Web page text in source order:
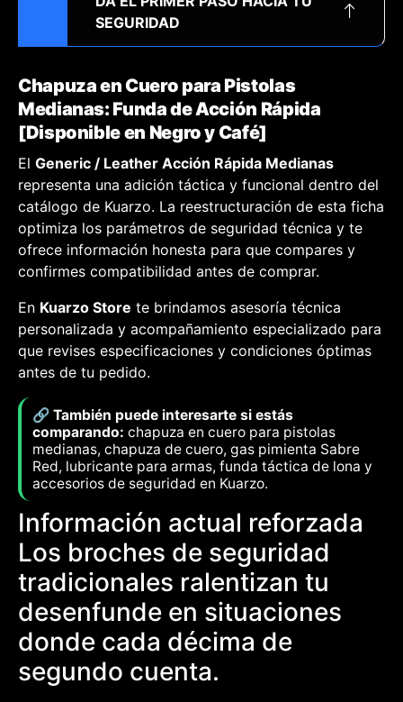
SEGURIDAD
Chapuza en Cuero para Pistolas
Medianas: Funda de Acción Rápida
[Disponible en Negro y Café]
El Generic / Leather Acción Rápida Medianas
representa una adición táctica y funcional dentro del
catálogo de Kuarzo. La reestructuración de esta ficha
optimiza los parámetros de seguridad técnica y te
ofrece información honesta para que compares y
confirmes compatibilidad antes de comprar.
En Kuarzo Store te brindamos asesoría técnica
personalizada y acompañamiento especializado para
que revises especificaciones y condiciones óptimas
antes de tu pedido.
🔗 También puede interesarte si estás
comparando: chapuza en cuero para pistolas
medianas, chapuza de cuero, gas pimienta Sabre
Red, lubricante para armas, funda táctica de lona y
accesorios de seguridad en Kuarzo.
Información actual reforzada
Los broches de seguridad
tradicionales ralentizan tu
desenfunde en situaciones
donde cada décima de
segundo cuenta.